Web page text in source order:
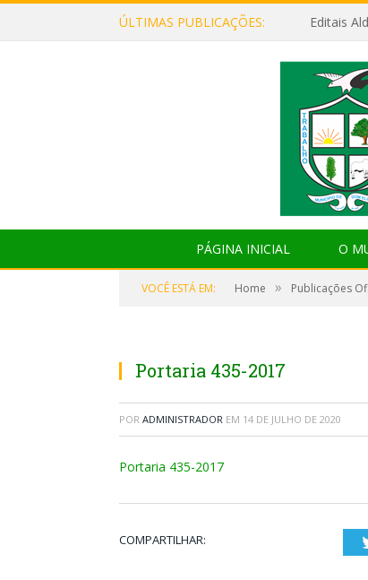
ÚLTIMAS PUBLICAÇÕES: Editais
PÁGINA INICIAL O
VOCÊ ESTÁ EM: Home » Publicações
Portaria 435-2017
POR ADMINISTRADOR EM 14 DE JULHO DE 2020
Portaria 435-2017
COMPARTILHAR: